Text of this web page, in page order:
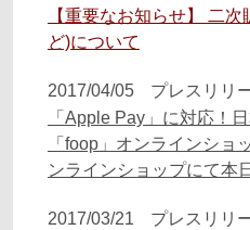
【重要なお知らせ】 二
ど)について
2017/04/05
プレスリリ
「Apple Pay」に対応！
「foop」オンラインショ
ンラインショップにて本
2017/03/21
プレスリリ